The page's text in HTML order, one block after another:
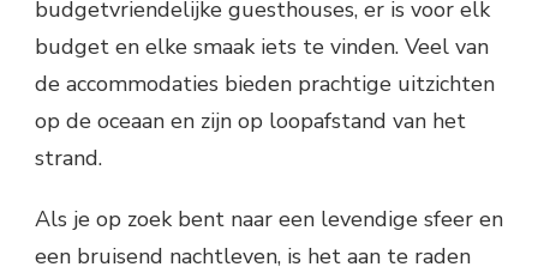
budgetvriendelijke guesthouses, er is voor elk
budget en elke smaak iets te vinden. Veel van
de accommodaties bieden prachtige uitzichten
op de oceaan en zijn op loopafstand van het
strand.
Als je op zoek bent naar een levendige sfeer en
een bruisend nachtleven, is het aan te raden